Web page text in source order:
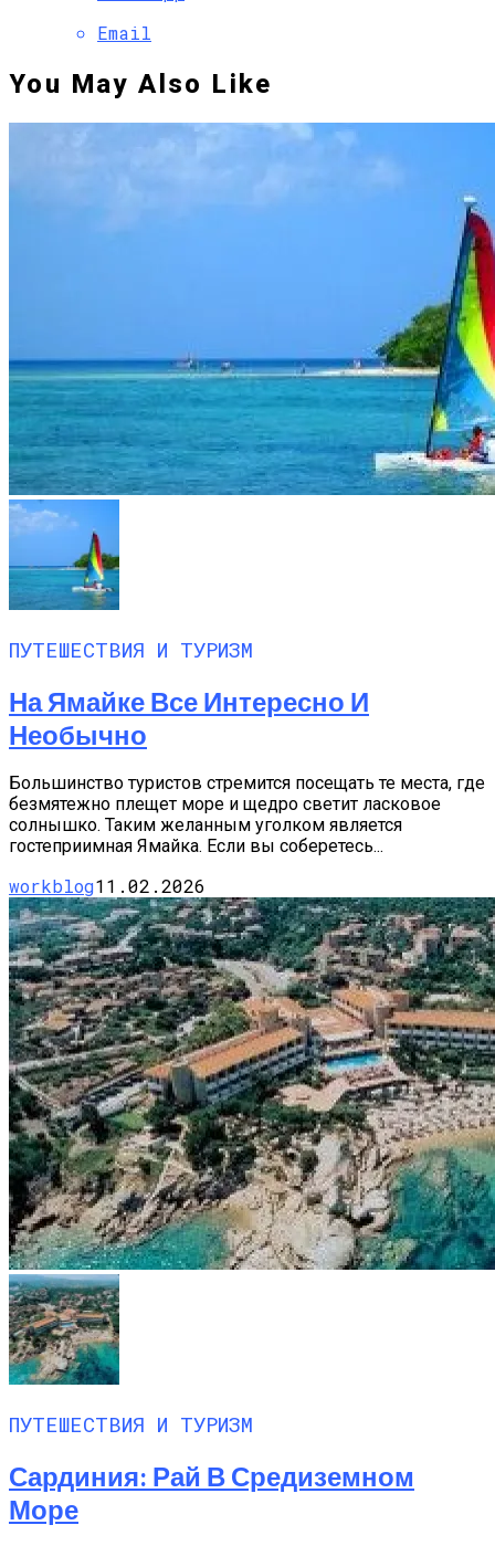
Email
You May Also Like
ПУТЕШЕСТВИЯ И ТУРИЗМ
На Ямайке Все Интересно И
Необычно
Большинство туристов стремится посещать те места, где
безмятежно плещет море и щедро светит ласковое
солнышко. Таким желанным уголком является
гостеприимная Ямайка. Если вы соберетесь...
workblog11.02.2026
ПУТЕШЕСТВИЯ И ТУРИЗМ
Сардиния: Рай В Средиземном
Море